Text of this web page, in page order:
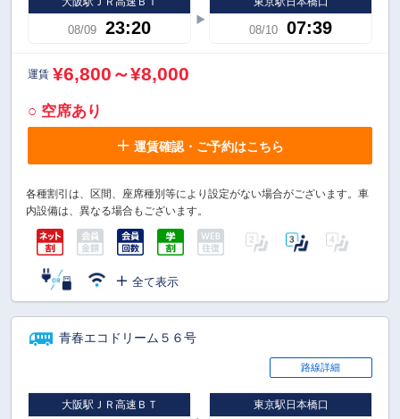
08/09 23:20 08/10 07:39
運賃 ¥6,800～¥8,000
○ 空席あり
運賃確認・ご予約はこちら
各種割引は、区間、座席種別等により設定がない場合がございます。車
内設備は、異なる場合もございます。
全て表示
青春エコドリーム５６号
路線詳細
大阪駅ＪＲ高速ＢＴ 東京駅日本橋口